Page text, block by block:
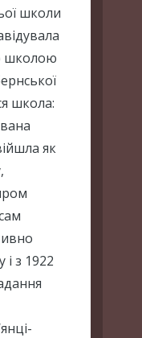
школи
школою
школа:
як
і з 1922